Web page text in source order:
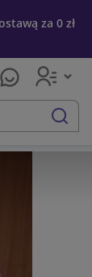
za 0 zł
szukaj